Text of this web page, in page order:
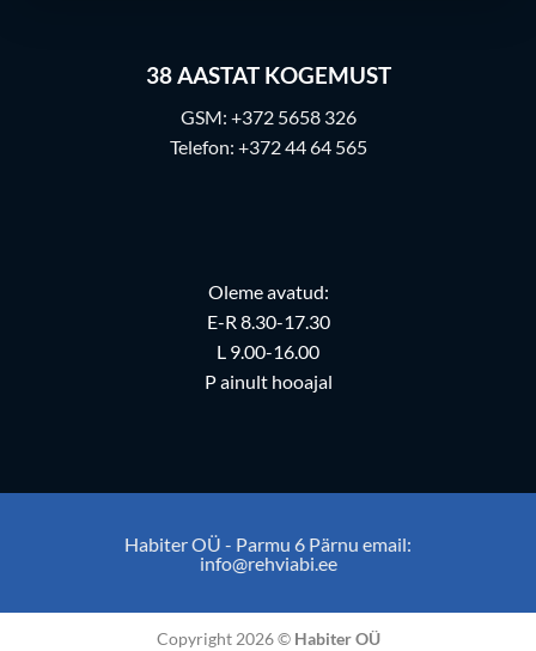
38AASTAT KOGEMUST
GSM: +372 5658 326
Telefon: +372 44 64 565
Oleme avatud:
E-R 8.30-17.30
L 9.00-16.00
P ainult hooajal
Habiter OÜ - Parmu 6 Pärnu email:
info@rehviabi.ee
Copyright 2026 © Habiter OÜ